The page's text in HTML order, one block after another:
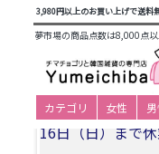
3,980円以上のお買い上げで送料
夢市場の商品点数は8,000点
カテゴリ 女性
商品カテゴリ一覧>大
ー飾りピニョNo67
夏季休業につい
誠に勝手ながら
16日（日）まで